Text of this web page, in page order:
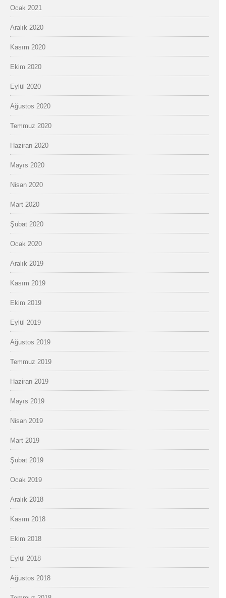
Ocak 2021
Aralık 2020
Kasım 2020
Ekim 2020
Eylül 2020
Ağustos 2020
Temmuz 2020
Haziran 2020
Mayıs 2020
Nisan 2020
Mart 2020
Şubat 2020
Ocak 2020
Aralık 2019
Kasım 2019
Ekim 2019
Eylül 2019
Ağustos 2019
Temmuz 2019
Haziran 2019
Mayıs 2019
Nisan 2019
Mart 2019
Şubat 2019
Ocak 2019
Aralık 2018
Kasım 2018
Ekim 2018
Eylül 2018
Ağustos 2018